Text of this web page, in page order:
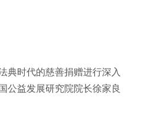
典时代的慈善捐赠进行深入
公益发展研究院院长徐家良